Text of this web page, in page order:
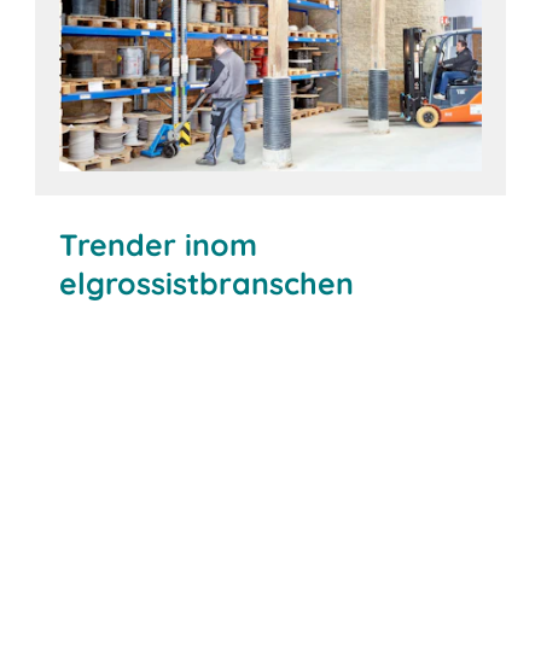
Trender inom
elgrossistbranschen